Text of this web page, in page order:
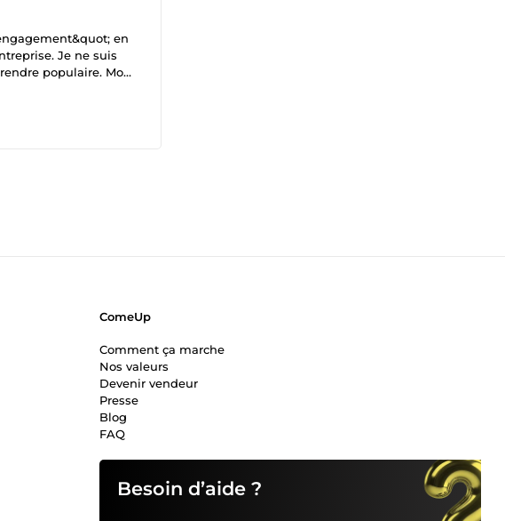
en
Je ne suis
populaire. Mon
qui travaillent
la dissonance
qu'il scrolle. Le but
Besoin d’aide ?
ComeUp
Comment ça marche
Nos valeurs
Devenir vendeur
Presse
Blog
FAQ